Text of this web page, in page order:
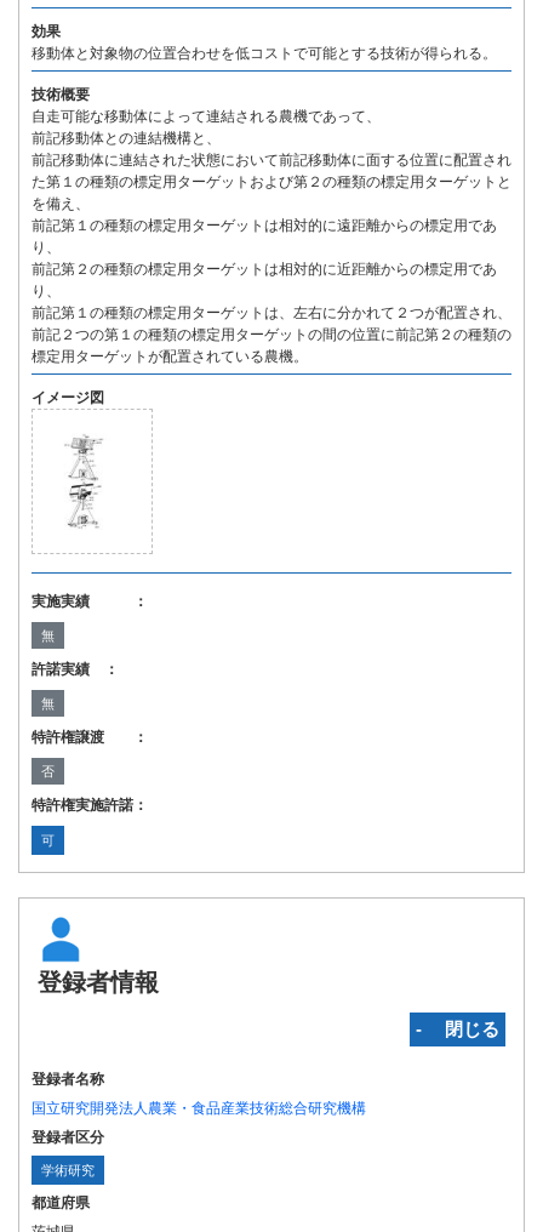
効果
移動体と対象物の位置合わせを低コストで可能とする技術が得られる。
技術概要
自走可能な移動体によって連結される農機であって、
前記移動体との連結機構と、
前記移動体に連結された状態において前記移動体に面する位置に配置され
た第１の種類の標定用ターゲットおよび第２の種類の標定用ターゲットと
を備え、
前記第１の種類の標定用ターゲットは相対的に遠距離からの標定用であ
り、
前記第２の種類の標定用ターゲットは相対的に近距離からの標定用であ
り、
前記第１の種類の標定用ターゲットは、左右に分かれて２つが配置され、
前記２つの第１の種類の標定用ターゲットの間の位置に前記第２の種類の
標定用ターゲットが配置されている農機。
イメージ図
実施実績 ：
無
許諾実績 ：
無
特許権譲渡 ：
否
特許権実施許諾：
可
登録者情報
‐ 閉じる
登録者名称
国立研究開発法人農業・食品産業技術総合研究機構
登録者区分
学術研究
都道府県